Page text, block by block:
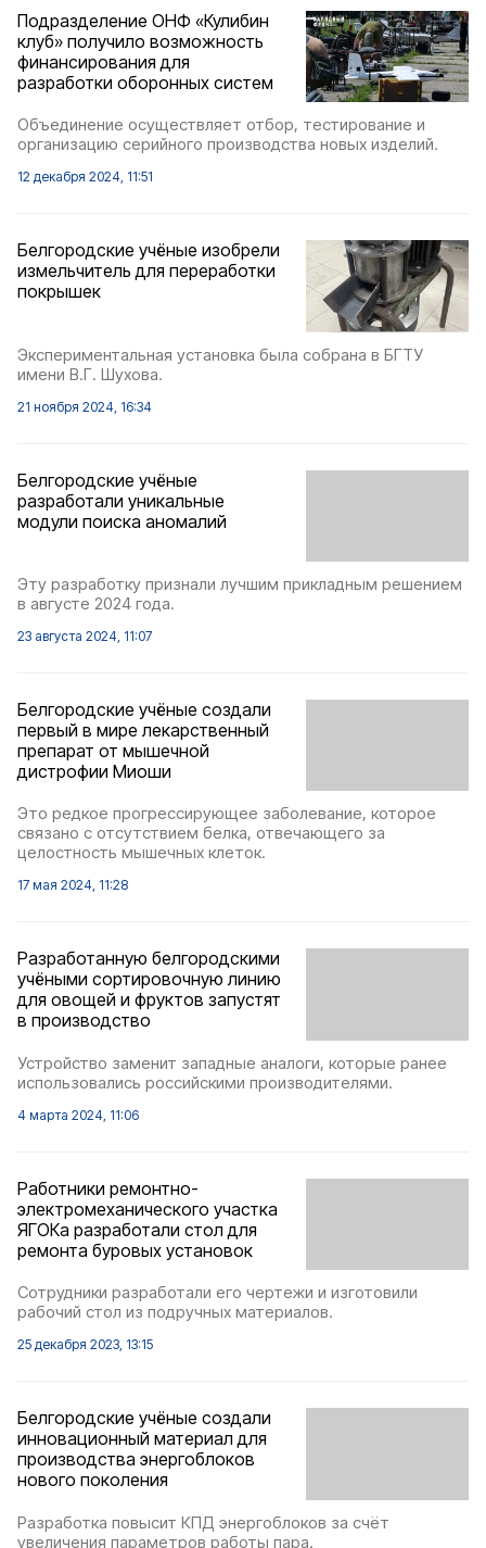
Подразделение ОНФ «Кулибин
клуб» получило возможность
финансирования для
разработки оборонных систем
Объединение осуществляет отбор, тестирование и
организацию серийного производства новых изделий.
12 декабря 2024, 11:51
Белгородские учёные изобрели
измельчитель для переработки
покрышек
Экспериментальная установка была собрана в БГТУ
имени В.Г. Шухова.
21 ноября 2024, 16:34
Белгородские учёные
разработали уникальные
модули поиска аномалий
Эту разработку признали лучшим прикладным решением
в августе 2024 года.
23 августа 2024, 11:07
Белгородские учёные создали
первый в мире лекарственный
препарат от мышечной
дистрофии Миоши
Это редкое прогрессирующее заболевание, которое
связано с отсутствием белка, отвечающего за
целостность мышечных клеток.
17 мая 2024, 11:28
Разработанную белгородскими
учёными сортировочную линию
для овощей и фруктов запустят
в производство
Устройство заменит западные аналоги, которые ранее
использовались российскими производителями.
4 марта 2024, 11:06
Работники ремонтно-
электромеханического участка
ЯГОКа разработали стол для
ремонта буровых установок
Сотрудники разработали его чертежи и изготовили
рабочий стол из подручных материалов.
25 декабря 2023, 13:15
Белгородские учёные создали
инновационный материал для
производства энергоблоков
нового поколения
Разработка повысит КПД энергоблоков за счёт
увеличения параметров работы пара.